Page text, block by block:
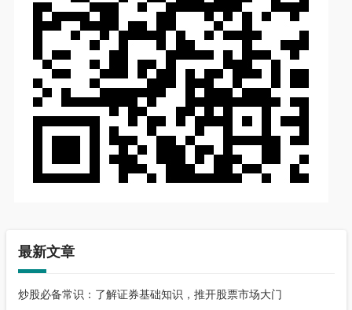
最新文章
炒股必备常识：了解证券基础知识，推开股票市场大门